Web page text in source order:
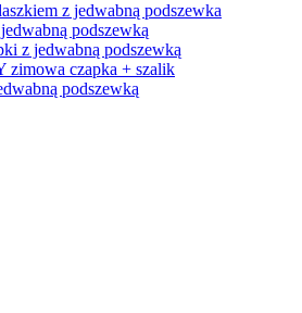
z jedwabną podszewka
podszewką
z jedwabną podszewką
czapka + szalik
podszewką